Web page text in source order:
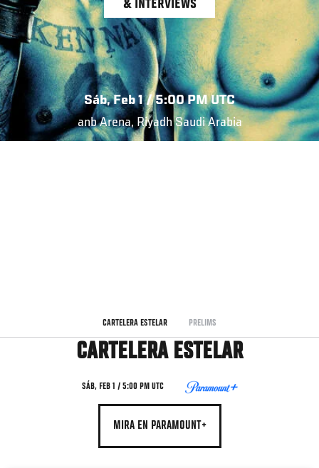
& INTERVIEWS
Sáb, Feb 1 / 5:00 PM UTC
anb Arena, Riyadh Saudi Arabia
CARTELERA ESTELAR PRELIMS
CARTELERA ESTELAR
SÁB, FEB 1 / 5:00 PM UTC
MIRA EN PARAMOUNT+